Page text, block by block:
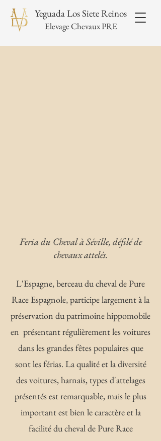
Yeguada Los Siete Reinos
Elevage Chevaux PRE
L'Espagne, berceau du cheval de Pure
Race Espagnole, participe largement à la
préservation du patrimoine hippomobile
en présentant régulièrement les voitures
dans les grandes fêtes populaires que
sont les férias. La qualité et la diversité
des voitures, harnais, types d'attelages
présentés est remarquable, mais le plus
important est bien le caractère et la
facilité du cheval de Pure Race
Feria du Cheval à Séville, défilé de
chevaux attelés.